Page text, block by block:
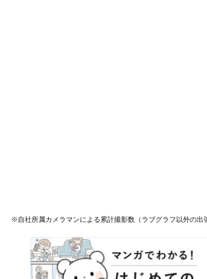
※自社所属カメラマンによる累計撮影数（ラブグラフ以外の出